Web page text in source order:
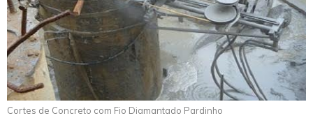
Cortes de Concreto com Fio Diamantado Pardinho